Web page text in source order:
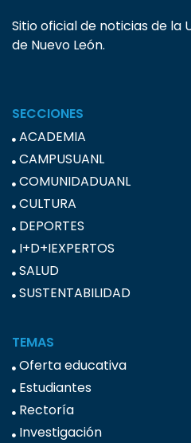
Sitio oficial de noticias de la
de Nuevo León.
SECCIONES
ACADEMIA
CAMPUSUANL
COMUNIDADUANL
CULTURA
DEPORTES
I+D+IEXPERTOS
SALUD
SUSTENTABILIDAD
TEMAS
Oferta educativa
Estudiantes
Rectoría
Investigación